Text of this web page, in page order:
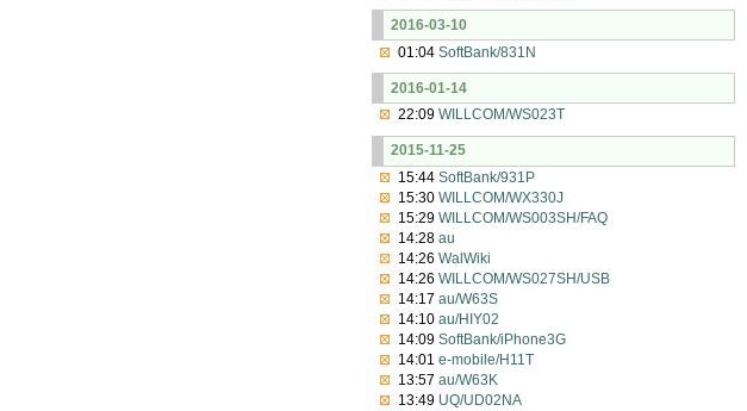
2016-03-10
01:04SoftBank/831N
2016-01-14
22:09WILLCOM/WS023T
2015-11-25
15:44SoftBank/931P
15:30WILLCOM/WX330J
15:29WILLCOM/WS003SH/FAQ
14:28au
14:26WalWiki
14:26WILLCOM/WS027SH/USB
14:17au/W63S
14:10au/HIY02
14:09SoftBank/iPhone3G
14:01e-mobile/H11T
13:57au/W63K
13:49 UQ/UD02NA